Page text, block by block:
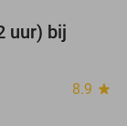
uur) bij
8.9 star